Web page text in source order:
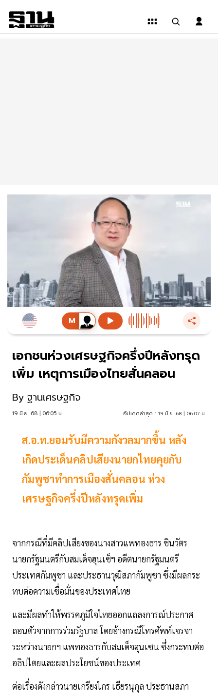
เอกชนห่วงเศรษฐกิจครึ่งปีหลังทรุด
เพิ่ม เหตุการเมืองไทยสั่นคลอน
By ฐานเศรษฐกิจ
19 มิ.ย. 68 | 06:05 น. อัปเดตล่าสุด : 19 มิ.ย. 68 | 06:07 น.
ส.อ.ท.ยอมรับมีความกังวลมากขึ้น หลัง
เกิดประเด็นคลิปเสียงนายกไทยคุยกับ
กัมพูชาทำการเมืองสั่นคลอน ห่วง
เศรษฐกิจครึ่งปีหลังทรุดเพิ่ม
จากกรณีที่มีคลิปเสียงของนางสาวแพทองธาร ชินวัตร
นายกรัฐมนตรีกับสมเด็จฮุนเซ็ฯ อดีตนายกรัฐมนตรี
ประเทศกัมพูชา และประธานวุฒิสภากัมพูชา ซึ่งมีผลกระ
ทบต่อความเชื่อมั่นของประเทศไทย
และมีผลทำให้พรรคภูมิใจไทยออกแถลงการณ์ประกาศ
ถอนตัวจากการร่วมรัฐบาล โดยอ้างกรณีโทรศัพท์เจรจา
ระหว่างนายกฯ แพทองธารกับสมเด็จฮุนเซน ซึ่งกระทบต่อ
อธิปไตยและผลประโยชน์ของประเทศ
ต่อเรื่องดังกล่าวนายเกรียงไกร เธียรนุกุล ประธานสภา